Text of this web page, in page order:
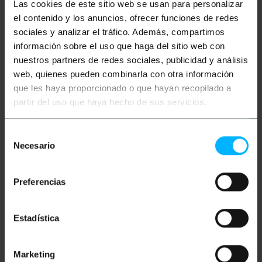
Las cookies de este sitio web se usan para personalizar
el contenido y los anuncios, ofrecer funciones de redes
sociales y analizar el tráfico. Además, compartimos
información sobre el uso que haga del sitio web con
nuestros partners de redes sociales, publicidad y análisis
web, quienes pueden combinarla con otra información
que les haya proporcionado o que hayan recopilado a
partir del uso que haya hecho de sus servicios.
Necesario
Preferencias
Estadística
Marketing
Ulteriori informazioni
Descrizione
Cavo in fibra ottica duplex multimodale (MM)
conforme allo standard OM5 (ANSI/TIA 492AAE). I
distanza massima di 100 m. Ha un doppio
Smoke Halogen Free). Sezione del nucleo centrale e
e la guaina di colore verde). Lunghezza del cavo di 10
m.